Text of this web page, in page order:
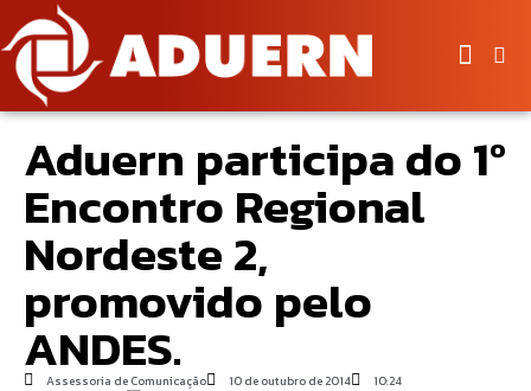
Aduern participa do 1º
Encontro Regional
Nordeste 2,
promovido pelo
ANDES.
Assessoria de Comunicação 10 de outubro de 2014 10:24